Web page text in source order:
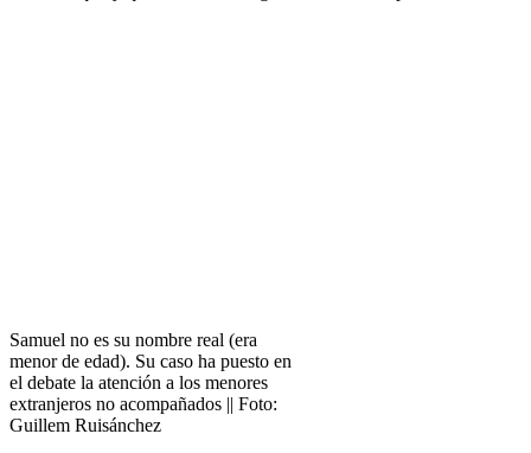
Samuel no es su nombre real (era
menor de edad). Su caso ha puesto en
el debate la atención a los menores
extranjeros no acompañados || Foto:
Guillem Ruisánchez